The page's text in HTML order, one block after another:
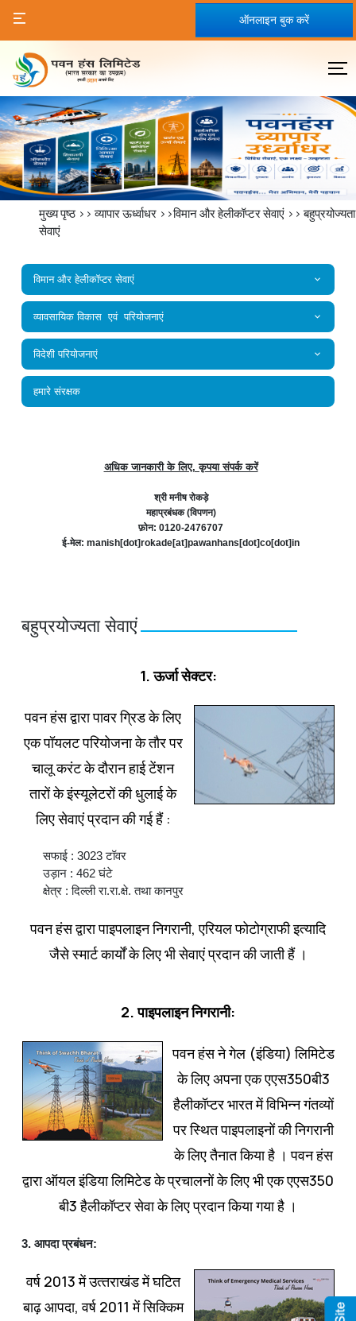
ऑनलाइन बुक करें
मुख्य पृष्ठ >>व्यापार ऊर्ध्वाधर >>विमान और हेलीकॉप्टर सेवाएं >>बहुप्रयोज्‍यता
सेवाएं
विमान और हेलीकॉप्टर सेवाएं
व्यावसायिक विकास एवं परियोजनाएं
विदेशी परियोजनाएं
हमारे संरक्षक
अधिक जानकारी के लिए, कृपया संपर्क करें
श्री मनीष रोकड़े
महाप्रबंधक (विपणन)
फ़ोन: 0120-2476707
ई-मेल: manish[dot]rokade[at]pawanhans[dot]co[dot]in
बहुप्रयोज्‍यता सेवाएं
1. ऊर्जा सेक्‍टर:
पवन हंस द्वारा पावर ग्रिड के लिए
एक पॉयलट परियोजना के तौर पर
चालू करंट के दौरान हाई टेंशन
तारों के इंस्‍यूलेटरों की धुलाई के
लिए सेवाएं प्रदान की गई हैं :
सफाई : 3023 टॉवर
उड़ान : 462 घंटे
क्षेत्र : दिल्‍ली रा.रा.क्षे. तथा कानपुर
पवन हंस द्वारा पाइपलाइन निगरानी, एरियल फोटोग्राफी इत्‍यादि
जैसे स्‍मार्ट कार्यों के लिए भी सेवाएं प्रदान की जाती हैं ।
2. पाइपलाइन निगरानी:
पवन हंस ने गेल (इंडिया) लिमिटेड
के लिए अपना एक एएस350बी3
हैलीकॉप्‍टर भारत में विभिन्‍न गंतव्‍यों
पर स्थित पाइपलाइनों की निगरानी
के लिए तैनात किया है । पवन हंस
द्वारा ऑयल इंडिया लिमिटेड के प्रचालनों के लिए भी एक एएस350
बी3 हैलीकॉप्‍टर सेवा के लिए प्रदान किया गया है ।
3. आपदा प्रबंधन:
वर्ष 2013 में उत्‍तराखंड में घटित
बाढ़ आपदा, वर्ष 2011 में सिक्किम